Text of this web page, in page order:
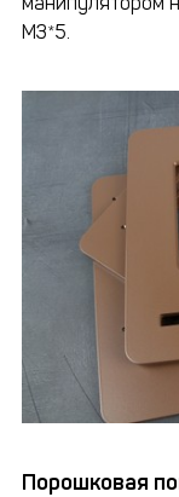
М3*5.
Порошковая